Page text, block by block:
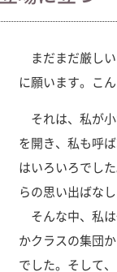
まだまだ厳しい
に願います。こ
それは、私が小
を開き、私も呼
はいろいろでし
らの思い出ばな
そんな中、私は
かクラスの集団
でした。そして